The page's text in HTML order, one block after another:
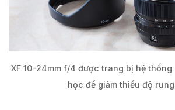
XF 10-24mm f/4 được trang bị hệ
học để giảm thiểu độ